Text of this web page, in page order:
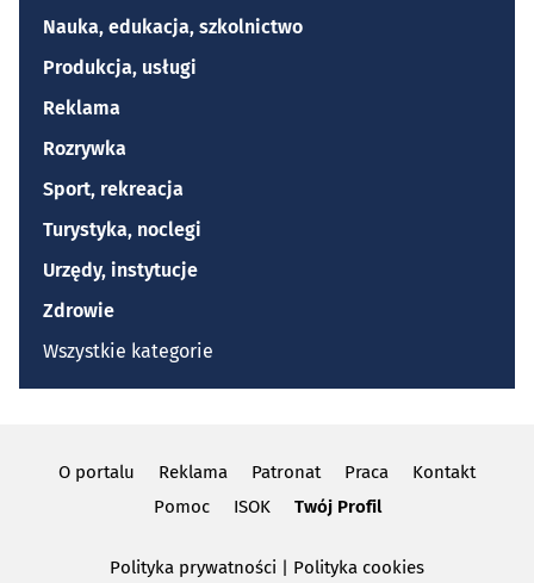
Nauka, edukacja, szkolnictwo
Produkcja, usługi
Reklama
Rozrywka
Sport, rekreacja
Turystyka, noclegi
Urzędy, instytucje
Zdrowie
Wszystkie kategorie
O portalu Reklama Patronat Praca
Kontakt
Pomoc
ISOK Twój Profil
Polityka prywatności
Polityka cookies